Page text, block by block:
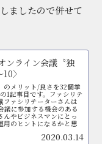
ましたので併せて
ンライン会議〝独
〉
のメリット/良さを32個挙
1記事目です。ファシリテ
ファシリテーターさんは
議に参加する機会のある
んやビジネスマンにとっ
用のヒントになるかと思
2020.03.14